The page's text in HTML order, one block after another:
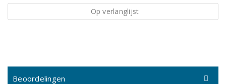
Op verlanglijst
Beoordelingen